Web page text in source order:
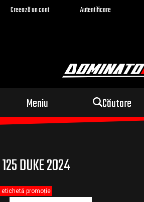
Creează un cont
Autentificare
Meniu Căutare
125 DUKE 2024
etichetă promoție